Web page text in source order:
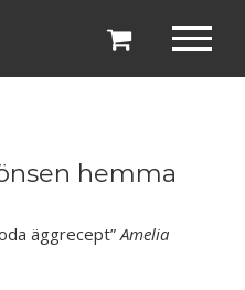
hemma
äggrecept” Amelia